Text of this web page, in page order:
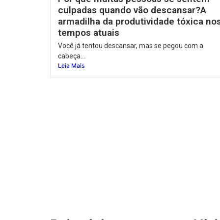
culpadas quando vão descansar?A
armadilha da produtividade tóxica
tempos atuais
Você já tentou descansar, mas se pegou com a
cabeça...
Leia Mais